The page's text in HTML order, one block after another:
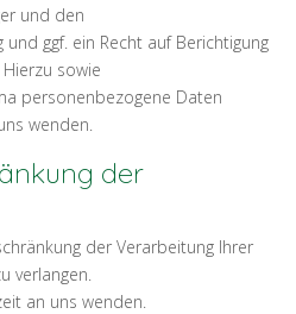
und den
ggf. ein Recht auf Berichtigung
sowie
personenbezogene Daten
wenden.
der
der Verarbeitung Ihrer
verlangen.
an uns wenden.